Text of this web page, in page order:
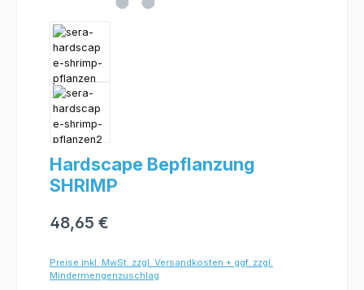
Hardscape Bepflanzung
SHRIMP
48,65 €
Preise inkl. MwSt. zzgl. Versandkosten + ggf. zzgl.
Mindermengenzuschlag